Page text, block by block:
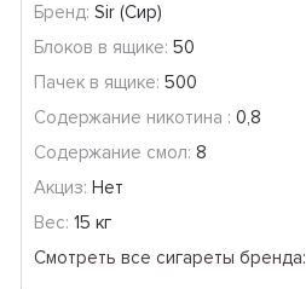
Бренд: Sir (Сир)
Блоков в ящике: 50
Пачек в ящике: 500
Содержание никотина : 0,8
Содержание смол: 8
Акциз: Нет
Вес: 15 кг
Смотреть все сигареты бренда: